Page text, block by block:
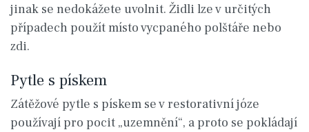
jinak se nedokážete uvolnit. Židli lze v určitých
případech použít místo vycpaného polštáře nebo
zdi.
Pytle s pískem
Zátěžové pytle s pískem se v restorativní józe
používají pro pocit „uzemnění“, a proto se pokládají